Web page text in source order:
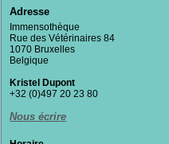
Exclusion sociale
Exil[1]
Migrants[1]
Office des étrangers
Réfugiés[1]
Section
Documentaires
Adresse
Immensothèque
Rue des Vétérinaires 84
1070 Bruxelles
Belgique
Kristel Dupont
+32 (0)497 20 23 80
Nous écrire